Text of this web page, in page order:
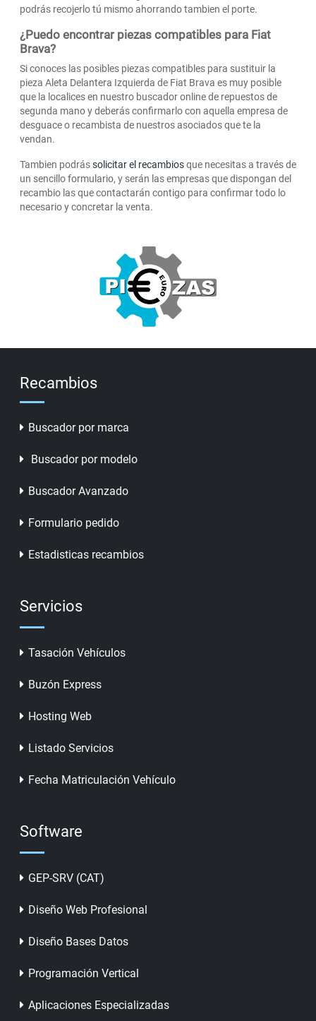
podrás recojerlo tú mismo ahorrando tambien el porte.
¿Puedo encontrar piezas compatibles para Fiat
Brava?
Si conoces las posibles piezas compatibles para sustituir la
pieza Aleta Delantera Izquierda de Fiat Brava es muy posible
que la localices en nuestro buscador online de repuestos de
segunda mano y deberás confirmarlo con aquella empresa de
desguace o recambista de nuestros asociados que te la
vendan.
Tambien podrássolicitar el recambiosque necesitas a través de
un sencillo formulario, y serán las empresas que dispongan del
recambio las que contactarán contigo para confirmar todo lo
necesario y concretar la venta.
Recambios
Buscador por marca
Buscador por modelo
Buscador Avanzado
Formulario pedido
Estadisticas recambios
Servicios
Tasación Vehículos
Buzón Express
Hosting Web
Listado Servicios
Fecha Matriculación Vehículo
Software
GEP-SRV (CAT)
Diseño Web Profesional
Diseño Bases Datos
Programación Vertical
Aplicaciones Especializadas